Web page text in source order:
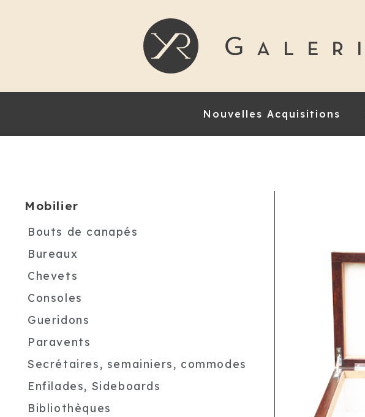
Nouvelles Acquisitions
Mobilier
Bouts de canapés
Bureaux
Chevets
Consoles
Gueridons
Paravents
Secrétaires, semainiers, commodes
Enfilades, Sideboards
Bibliothèques